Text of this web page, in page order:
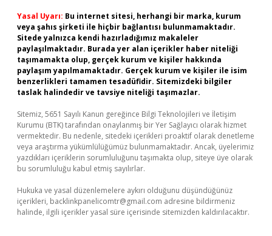
Yasal Uyarı: Bu internet sitesi, herhangi bir marka, kurum
veya şahıs şirketi ile hiçbir bağlantısı bulunmamaktadır.
Sitede yalnızca kendi hazırladığımız makaleler
paylaşılmaktadır. Burada yer alan içerikler haber niteliği
taşımamakta olup, gerçek kurum ve kişiler hakkında
paylaşım yapılmamaktadır. Gerçek kurum ve kişiler ile isim
benzerlikleri tamamen tesadüfidir. Sitemizdeki bilgiler
taslak halindedir ve tavsiye niteliği taşımazlar.
Sitemiz, 5651 Sayılı Kanun gereğince Bilgi Teknolojileri ve İletişim
Kurumu (BTK) tarafından onaylanmış bir Yer Sağlayıcı olarak hizmet
vermektedir. Bu nedenle, sitedeki içerikleri proaktif olarak denetleme
veya araştırma yükümlülüğümüz bulunmamaktadır. Ancak, üyelerimiz
yazdıkları içeriklerin sorumluluğunu taşımakta olup, siteye üye olarak
bu sorumluluğu kabul etmiş sayılırlar.
Hukuka ve yasal düzenlemelere aykırı olduğunu düşündüğünüz
içerikleri, backlinkpanelicomtr@gmail.com adresine bildirmeniz
halinde, ilgili içerikler yasal süre içerisinde sitemizden kaldırılacaktır.